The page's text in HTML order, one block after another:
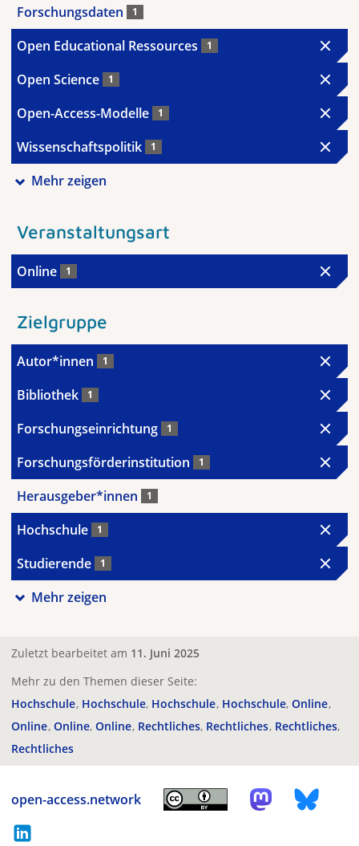
Forschungsdaten 1
Open Educational Ressources 1
Open Science 1
Open-Access-Modelle 1
Wissenschaftspolitik 1
Mehr zeigen
Veranstaltungsart
Online 1
Zielgruppe
Autor*innen 1
Bibliothek 1
Forschungseinrichtung 1
Forschungsförderinstitution 1
Herausgeber*innen 1
Hochschule 1
Studierende 1
Mehr zeigen
Zuletzt bearbeitet am 11. Juni 2025
Mehr zu den Themen dieser Seite:
Hochschule Hochschule Hochschule Hochschule Online
Online Online Online Rechtliches Rechtliches Rechtliches
Rechtliches
open-access.network